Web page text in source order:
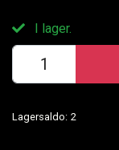
I lager.
Lagersaldo: 2